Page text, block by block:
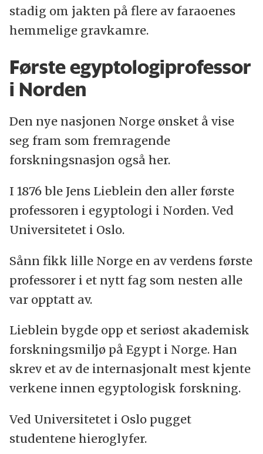
stadig om jakten på flere av faraoenes
hemmelige gravkamre.
Første egyptologiprofessor
i Norden
Den nye nasjonen Norge ønsket å vise
seg fram som fremragende
forskningsnasjon også her.
I 1876 ble Jens Lieblein den aller første
professoren i egyptologi i Norden. Ved
Universitetet i Oslo.
Sånn fikk lille Norge en av verdens første
professorer i et nytt fag som nesten alle
var opptatt av.
Lieblein bygde opp et seriøst akademisk
forskningsmiljø på Egypt i Norge. Han
skrev et av de internasjonalt mest kjente
verkene innen egyptologisk forskning.
Ved Universitetet i Oslo pugget
studentene hieroglyfer.